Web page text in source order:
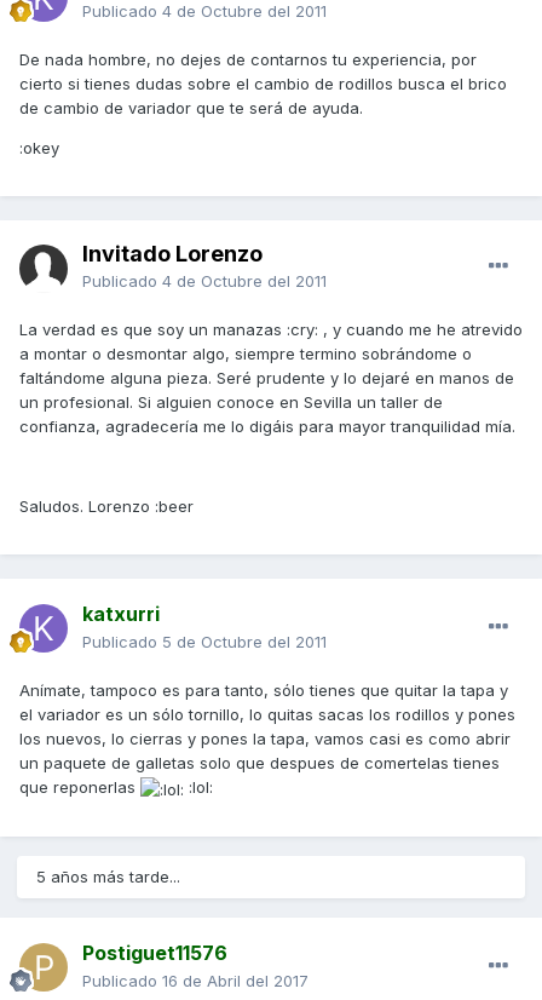
Publicado 4 de Octubre del 2011
De nada hombre, no dejes de contarnos tu experiencia, por
cierto si tienes dudas sobre el cambio de rodillos busca el brico
de cambio de variador que te será de ayuda.
:okey
Invitado Lorenzo
Publicado 4 de Octubre del 2011
La verdad es que soy un manazas :cry: , y cuando me he atrevido
a montar o desmontar algo, siempre termino sobrándome o
faltándome alguna pieza. Seré prudente y lo dejaré en manos de
un profesional. Si alguien conoce en Sevilla un taller de
confianza, agradecería me lo digáis para mayor tranquilidad mía.
Saludos. Lorenzo :beer
katxurri
Publicado 5 de Octubre del 2011
Anímate, tampoco es para tanto, sólo tienes que quitar la tapa y
el variador es un sólo tornillo, lo quitas sacas los rodillos y pones
los nuevos, lo cierras y pones la tapa, vamos casi es como abrir
un paquete de galletas solo que despues de comertelas tienes
que reponerlas
:lol:
5 años más tarde...
Postiguet11576
Publicado 16 de Abril del 2017